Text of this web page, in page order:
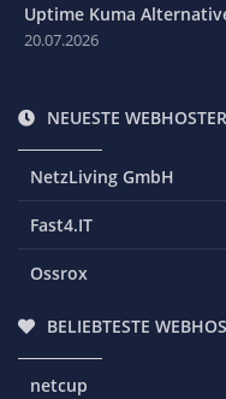
Uptime Kuma
20.07.2026
NEUESTE WEBHOSTER
NetzLiving GmbH
Fast4.IT
Ossrox
BELIEBTESTE
netcup